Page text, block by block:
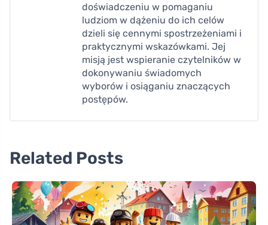
doświadczeniu w pomaganiu
ludziom w dążeniu do ich celów
dzieli się cennymi spostrzeżeniami i
praktycznymi wskazówkami. Jej
misją jest wspieranie czytelników w
dokonywaniu świadomych
wyborów i osiąganiu znaczących
postępów.
Related Posts